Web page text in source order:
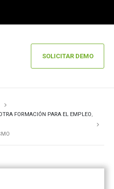
SOLICITAR DEMO
FORMACIÓN PARA EL EMPLEO,